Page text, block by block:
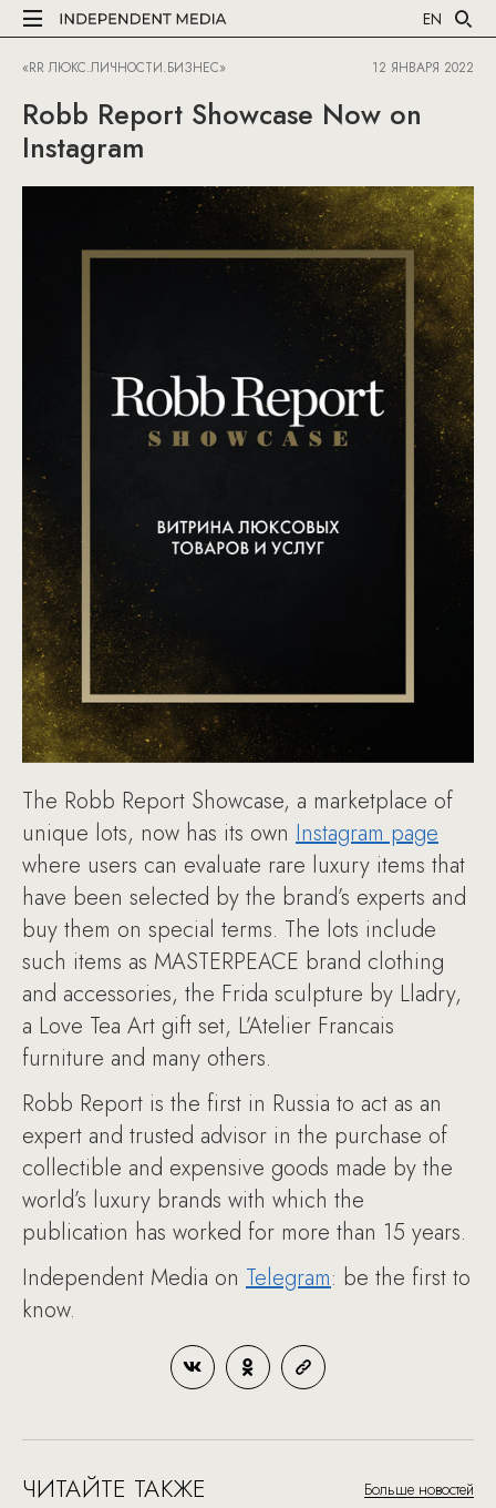
EN
«RR ЛЮКС.ЛИЧНОСТИ.БИЗНЕС» 12 ЯНВАРЯ 2022
Robb Report Showcase Now on
Instagram
The Robb Report Showcase, a marketplace of
unique lots, now has its own Instagram page
where users can evaluate rare luxury items that
have been selected by the brand’s experts and
buy them on special terms. The lots include
such items as MASTERPEACE brand clothing
and accessories, the Frida sculpture by Lladry,
a Love Tea Art gift set, L’Atelier Francais
furniture and many others.
Robb Report is the first in Russia to act as an
expert and trusted advisor in the purchase of
collectible and expensive goods made by the
world’s luxury brands with which the
publication has worked for more than 15 years.
Independent Media on Telegram: be the first to
know.
ЧИТАЙТЕ ТАКЖЕ Больше новостей